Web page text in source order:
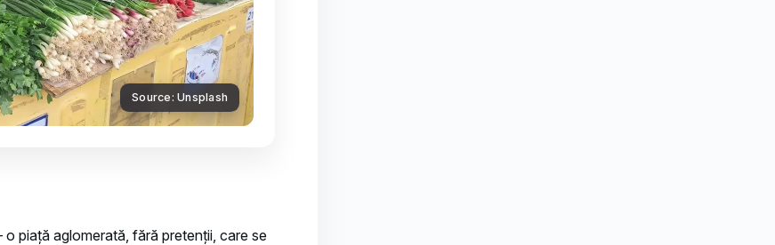
Source: Unsplash
piață aglomerată, fără pretenții, care se